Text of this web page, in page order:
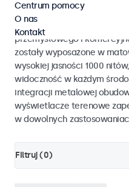
Poznaj nasze odporne na
monitory dotykowe
przemysłowego i
zostały wyposażone w
wysokiej jasności 1000
widoczność w każdym
integracji metalowej
wyświetlacze terenowe
w dowolnych
Filtruj (0)
Centrum pomocy
O nas
Kontakt